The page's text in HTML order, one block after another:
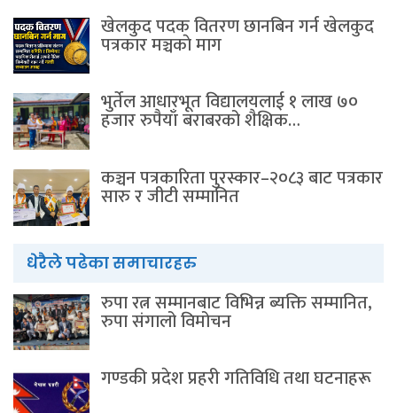
खेलकुद पदक वितरण छानबिन गर्न खेलकुद
पत्रकार मञ्चकाे माग
भुर्तेल आधारभूत विद्यालयलाई १ लाख ७०
हजार रुपैयाँ बराबरको शैक्षिक…
कञ्चन पत्रकारिता पुरस्कार–२०८३ बाट पत्रकार
सारु र जीटी सम्मानित
धेरैले पढेका समाचारहरु
रुपा रत्न सम्मानबाट विभिन्न ब्यक्ति सम्मानित,
रुपा संगालो विमोचन
गण्डकी प्रदेश प्रहरी गतिविधि तथा घटनाहरू